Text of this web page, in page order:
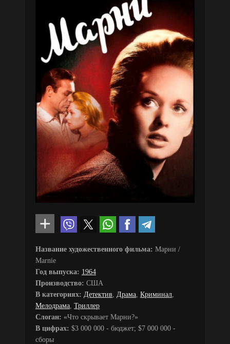
Название художественного фильма: Марни /
Marnie
Год выпуска: 1964
Производство: США
В категориях: Детектив Драма Криминал
Мелодрама Триллер
Слоган: «Что скрывает Марни?»
В цифрах: $3 000 000 - бюджет; $7 000 000 -
сборы